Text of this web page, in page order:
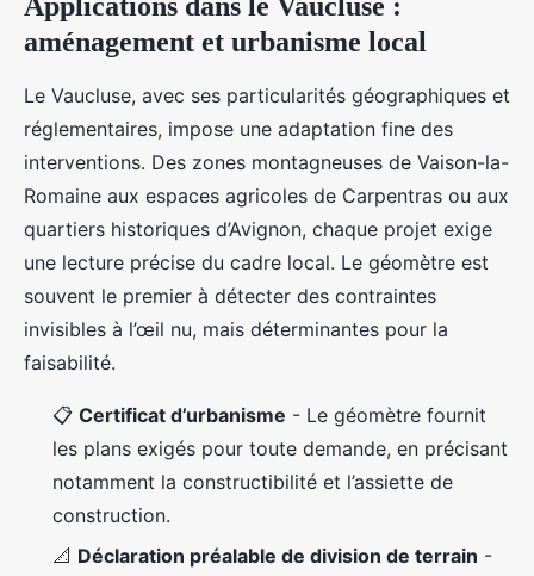
aménagement et urbanisme local
Le Vaucluse, avec ses particularités géographiques et
réglementaires, impose une adaptation fine des
interventions. Des zones montagneuses de Vaison-la-
Romaine aux espaces agricoles de Carpentras ou aux
quartiers historiques d’Avignon, chaque projet exige
une lecture précise du cadre local. Le géomètre est
souvent le premier à détecter des contraintes
invisibles à l’œil nu, mais déterminantes pour la
faisabilité.
📋 Certificat d’urbanisme - Le géomètre fournit
les plans exigés pour toute demande, en précisant
notamment la constructibilité et l’assiette de
construction.
📐 Déclaration préalable de division de terrain -